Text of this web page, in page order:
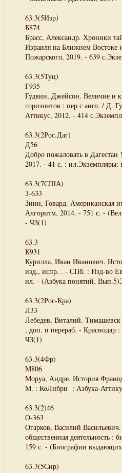
63.3(5Изр)
Б874
Брасс, Александр. Хроники
Израиля на Ближнем
Пожарского, 2019. - 639
63.3(5Туц)
Г935
Гудвин, Джейсон. Величие и
горизонтов : пер с англ. /
Аттикус, 2012. - 414
63.3(2Рос.Даг)
Д56
Добро пожаловать в
2017. - 41 с. : ил.Экземпляры:
63.3(7США)
З-633
Зинн, Говард. Американская
Алгоритм, 2014. - 751 с. -
- ЧЗ(1)
63.3
К931
Курилла, Иван Иванович.
изд., испр. . - СПб. : Изд-во
ил. - (Азбука понятий.
63.3(2Рос-Кра)
Л33
Лебедев, Виталий.
, доп. и перераб. - Краснодар
ЧЗ(1)
63.3(4Фр)
М806
Моруа, Андре. История
М. : КоЛибри : Азбука-
63.3(2)46
О-363
Огарков, Василий
общественная
159 с. - (Биографии
63.3(5Сир)